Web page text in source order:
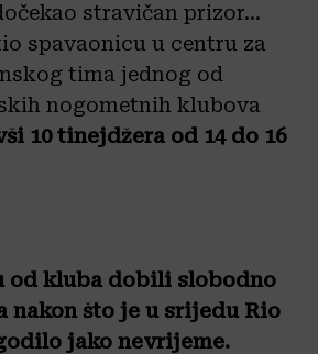
stravičan prizor…
spavaonicu u centru za
tima jednog od
nogometnih klubova
10 tinejdžera od 14 do 16
od kluba dobili slobodno
nakon što je u srijedu Rio
jako nevrijeme.